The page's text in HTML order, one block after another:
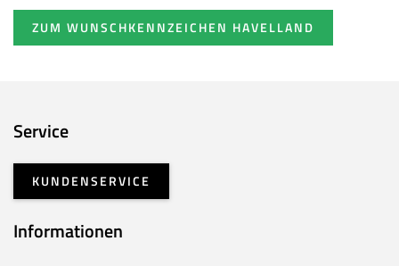
ZUM WUNSCHKENNZEICHEN HAVELLAND
Service
KUNDENSERVICE
Informationen